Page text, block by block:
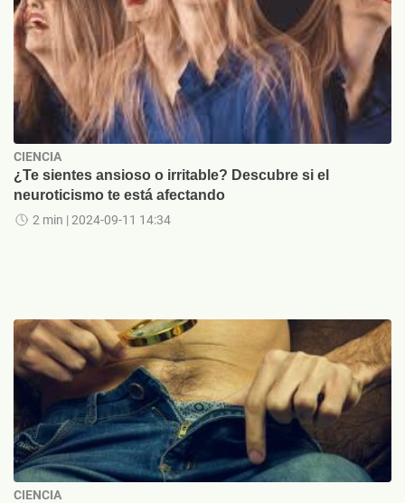
CIENCIA
¿Te sientes ansioso o irritable? Descubre si el
neuroticismo te está afectando
2 min | 2024-09-11 14:34
CIENCIA